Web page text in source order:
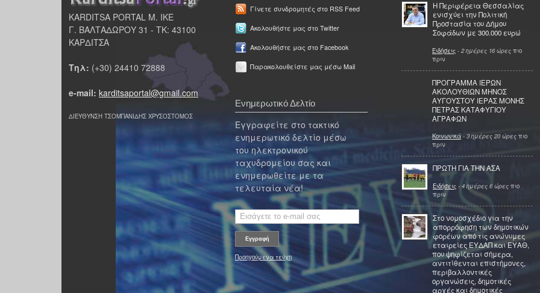
KARDITSA PORTAL Μ. ΙΚΕ
Γ. ΒΑΛΤΑΔΩΡΟΥ 31 - ΤΚ: 43100
ΚΑΡΔΙΤΣΑ
Τηλ: (+30) 24410 72888
e-mail: karditsaportal@gmail.com
ΔΙΕΥΘΥΝΣΗ ΤΣΟΜΠΑΝΙΔΗΣ ΧΡΥΣΟΣΤΟΜΟΣ
Γίνετε συνδρομητές στο RSS Feed
Ακολουθήστε μας στο Twitter
Ακολουθήστε μας στο Facebook
Παρακολουθείστε μας μέσω Mail
Ενημερωτικό Δελτίο
Εγγραφείτε στο τακτικό
ενημερωτικό δελτίο μέσω
του ηλεκτρονικού
ταχυδρομείου σας και
ενημερωθείτε με τα
τελευταία νέα!
Προηγούμενα τεύχη
Η Περιφέρεια Θεσσαλίας
ενισχύει την Πολιτική
Προστασία του Δήμου
Σοφάδων με 300.000 ευρώ
Ειδήσεις - 2 ημέρες 16 ώρες πιο
πριν
ΠΡΟΓΡΑΜΜΑ ΙΕΡΩΝ
ΑΚΟΛΟΥΘΙΩΝ ΜΗΝΟΣ
ΑΥΓΟΥΣΤΟΥ ΙΕΡΑΣ ΜΟΝΗΣ
ΠΕΤΡΑΣ ΚΑΤΑΦΥΓΙΟΥ
ΑΓΡΑΦΩΝ
Κοινωνικά - 3 ημέρες 20 ώρες πιο
πριν
ΠΡΩΤΗ ΓΙΑ ΤΗΝ ΑΣΑ
Ειδήσεις - 4 ημέρες 6 ώρες πιο
πριν
Στο νομοσχέδιο για την
απορρόφηση των δημοτικών
φορέων από τις ανώνυμες
εταιρείες ΕΥΔΑΠ και ΕΥΑΘ,
που ψηφίζεται σήμερα,
αντιτίθενται επιστήμονες,
περιβαλλοντικές
οργανώσεις, δημοτικές
αρχές και δημοτικές